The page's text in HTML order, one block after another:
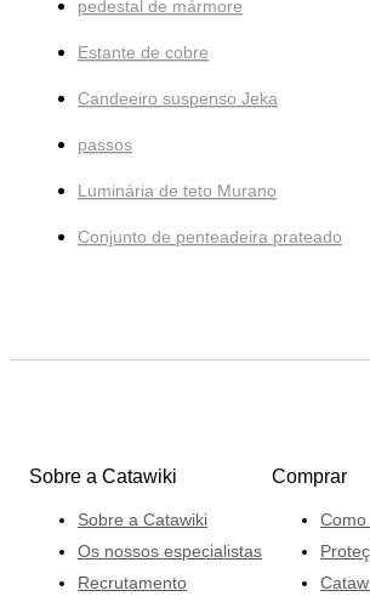
pedestal de mármore
Estante de cobre
Candeeiro suspenso Jeka
passos
Luminária de teto Murano
Conjunto de penteadeira prateado
Sobre a Catawiki
Sobre a Catawiki
Os nossos especialistas
Recrutamento
Comprar